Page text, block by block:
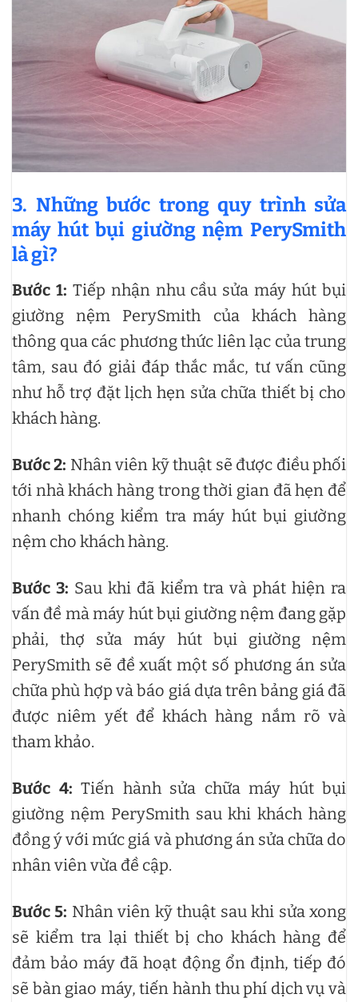
3. Những bước trong quy trình sửa
máy hút bụi giường nệm PerySmith
là gì?
Bước 1: Tiếp nhận nhu cầu sửa máy hút bụi
giường nệm PerySmith của khách hàng
thông qua các phương thức liên lạc của trung
tâm, sau đó giải đáp thắc mắc, tư vấn cũng
như hỗ trợ đặt lịch hẹn sửa chữa thiết bị cho
khách hàng.
Bước 2: Nhân viên kỹ thuật sẽ được điều phối
tới nhà khách hàng trong thời gian đã hẹn để
nhanh chóng kiểm tra máy hút bụi giường
nệm cho khách hàng.
Bước 3: Sau khi đã kiểm tra và phát hiện ra
vấn đề mà máy hút bụi giường nệm đang gặp
phải, thợ sửa máy hút bụi giường nệm
PerySmith sẽ đề xuất một số phương án sửa
chữa phù hợp và báo giá dựa trên bảng giá đã
được niêm yết để khách hàng nắm rõ và
tham khảo.
Bước 4: Tiến hành sửa chữa máy hút bụi
giường nệm PerySmith sau khi khách hàng
đồng ý với mức giá và phương án sửa chữa do
nhân viên vừa đề cập.
Bước 5: Nhân viên kỹ thuật sau khi sửa xong
sẽ kiểm tra lại thiết bị cho khách hàng để
đảm bảo máy đã hoạt động ổn định, tiếp đó
sẽ bàn giao máy, tiến hành thu phí dịch vụ và